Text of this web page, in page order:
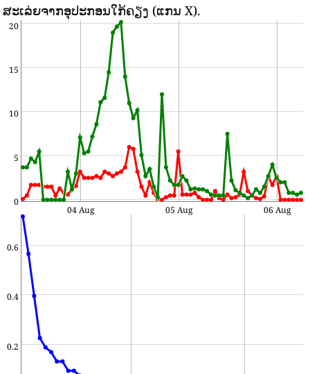
ສະເລ່ຍຈາກອຸປະກອນໃກ້ຄຽງ (ແກນ X).
0
5
10
15
20
04 Aug 05 Aug 06 Aug
0.2
0.4
0.6